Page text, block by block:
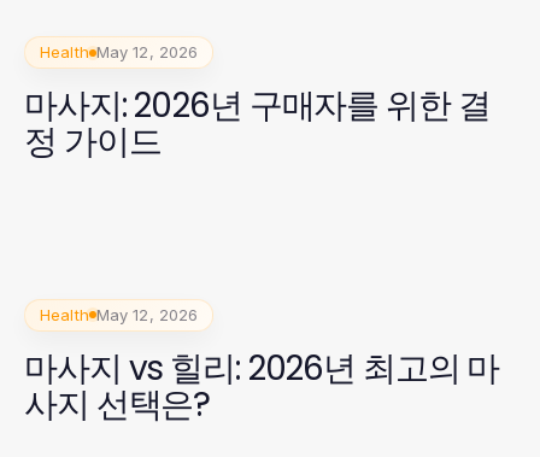
Health May 12, 2026
마사지: 2026년 구매자를 위한 결
정 가이드
Health May 12, 2026
마사지 vs 힐리: 2026년 최고의 마
사지 선택은?